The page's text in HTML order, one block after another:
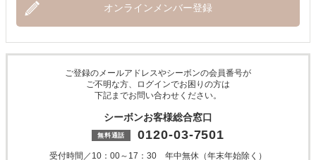
オンラインメンバー登録
ご登録のメールアドレスやシーボンの会員番号が
ご不明な方、ログインでお困りの方は
下記までお問い合わせください。
シーボンお客様総合窓口
0120-03-7501
受付時間／10：00～17：30 年中無休（年末年始除く）